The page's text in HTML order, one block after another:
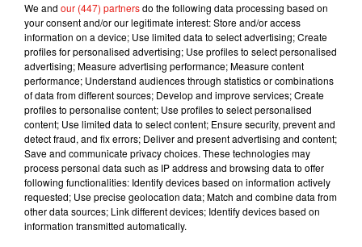
7 août 2026
RÜFÜS DU SOL annonce un nouvel
album après sa tournée mondiale
7 août 2026
Angèle et Amélie Lens dévoilent leur
collaboration tant attendue
We and our (447) partnersdo the following data processing based on
your consent and/or our legitimate interest: Store and/or access
information on a device; Use limited data to select advertising; Create
profiles for personalised advertising; Use profiles to select personalised
advertising; Measure advertising performance; Measure content
performance; Understand audiences through statistics or combinations
of data from different sources; Develop and improve services; Create
profiles to personalise content; Use profiles to select personalised
content; Use limited data to select content; Ensure security, prevent and
detect fraud, and fix errors; Deliver and present advertising and content;
Save and communicate privacy choices. These technologies may
process personal data such as IP address and browsing data to offer
following functionalities: Identify devices based on information actively
requested; Use precise geolocation data; Match and combine data from
other data sources; Link different devices; Identify devices based on
information transmitted automatically.